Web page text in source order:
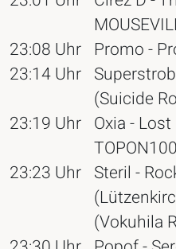
23:08 Uhr Promo -
23:14 Uhr
(Suicide
23:19 Uhr Oxia -
23:23 Uhr Steril -
(Vokuhila